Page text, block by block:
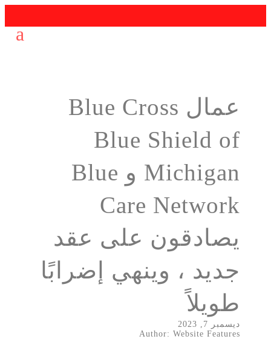
عمال Blue Cross
Blue Shield of
Michigan و Blue
Care Network
يصادقون على عقد
جديد ، وينهي إضرابًا
طويلاً
ديسمبر 7, 2023
Author: Website Features